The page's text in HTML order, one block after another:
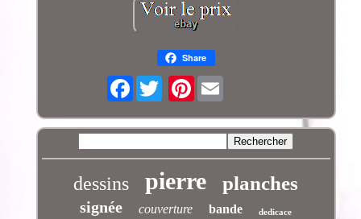
Share
Facebook Pinterest
dessins pierre planches
signée couverture bande dedicace